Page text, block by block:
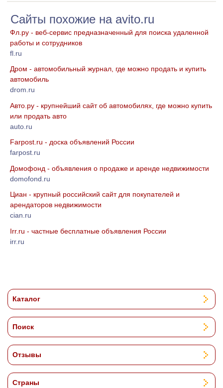
Сайты похожие на avito.ru
Фл.ру - веб-сервис предназначенный для поиска удаленной
работы и сотрудников
fl.ru
Дром - автомобильный журнал, где можно продать и купить
автомобиль
drom.ru
Авто.ру - крупнейший сайт об автомобилях, где можно купить
или продать авто
auto.ru
Farpost.ru - доска объявлений России
farpost.ru
Домофонд - объявления о продаже и аренде недвижимости
domofond.ru
Циан - крупный российский сайт для покупателей и
арендаторов недвижимости
cian.ru
Irr.ru - частные бесплатные объявления России
irr.ru
Каталог
Поиск
Отзывы
Страны